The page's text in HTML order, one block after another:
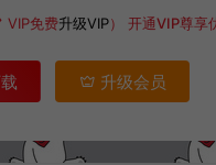
VIP免费升级VIP）开通VIP尊享
升级会员